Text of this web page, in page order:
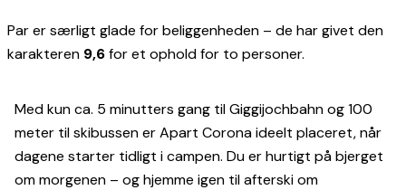
Par er særligt glade for beliggenheden – de har givet den
karakteren 9,6for et ophold for to personer.
Med kun ca. 5 minutters gang til Giggijochbahn og 100
meter til skibussen er Apart Corona ideelt placeret, når
dagene starter tidligt i campen. Du er hurtigt på bjerget
om morgenen – og hjemme igen til afterski om